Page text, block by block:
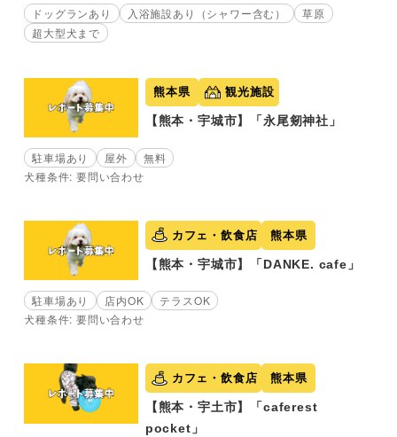
ドッグランあり 入浴施設あり（シャワー含む）
草原
超大型犬まで
熊本県 観光施設
【熊本・宇城市】「永尾剱神社」
駐車場あり 屋外
無料
犬種条件: 要問い合わせ
カフェ・飲食店 熊本県
【熊本・宇城市】「DANKE. cafe」
駐車場あり 店内OK
テラスOK
犬種条件: 要問い合わせ
カフェ・飲食店 熊本県
【熊本・宇土市】「caferest
pocket」